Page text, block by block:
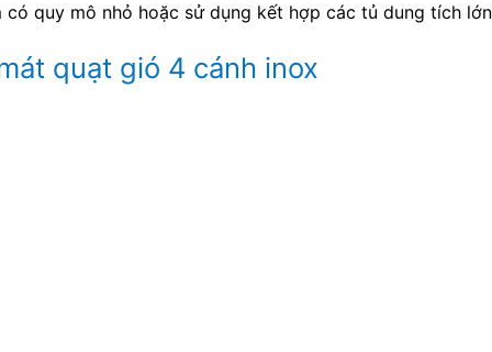
quy mô nhỏ hoặc sử dụng kết hợp các tủ dung tích
quạt gió 4 cánh inox